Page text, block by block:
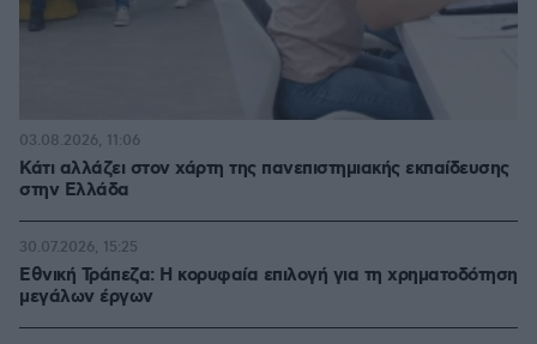
Κάτι αλλάζει στον χάρτη της πανεπιστημιακής εκπαίδευσης
στην Ελλάδα
03.08.2026, 11:06
Εθνική Τράπεζα: Η κορυφαία επιλογή για τη χρηματοδότηση
μεγάλων έργων
30.07.2026, 15:25